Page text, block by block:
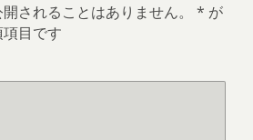
されることはありません。 * が
目です